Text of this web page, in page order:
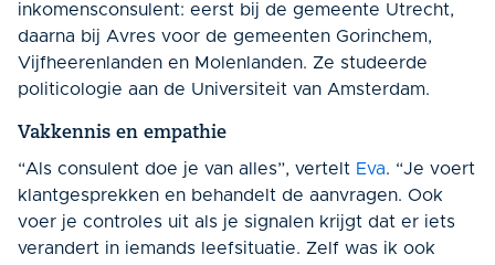
inkomensconsulent: eerst bij de gemeente Utrecht,
daarna bij Avres voor de gemeenten Gorinchem,
Vijfheerenlanden en Molenlanden. Ze studeerde
politicologie aan de Universiteit van Amsterdam.
Vakkennis en empathie
“Als consulent doe je van alles”, vertelt Eva. “Je voert
klantgesprekken en behandelt de aanvragen. Ook
voer je controles uit als je signalen krijgt dat er iets
verandert in iemands leefsituatie. Zelf was ik ook